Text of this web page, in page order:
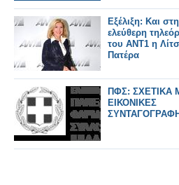
Εξέλιξη: Και
ελεύθερη
του ΑΝΤ1 η
Πατέρα
ΠΦΣ: ΣΧΕΤΙΚΑ
ΕΙΚΟΝΙΚΕΣ